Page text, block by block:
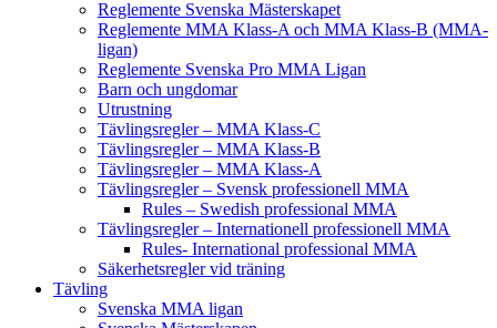
Reglemente Svenska Mästerskapet
Reglemente MMA Klass-A och MMA Klass-B (MMA-
ligan)
Reglemente Svenska Pro MMA Ligan
Barn och ungdomar
Utrustning
Tävlingsregler – MMA Klass-C
Tävlingsregler – MMA Klass-B
Tävlingsregler – MMA Klass-A
Tävlingsregler – Svensk professionell MMA
Rules – Swedish professional MMA
Tävlingsregler – Internationell professionell MMA
Rules- International professional MMA
Säkerhetsregler vid träning
Tävling
Svenska MMA ligan